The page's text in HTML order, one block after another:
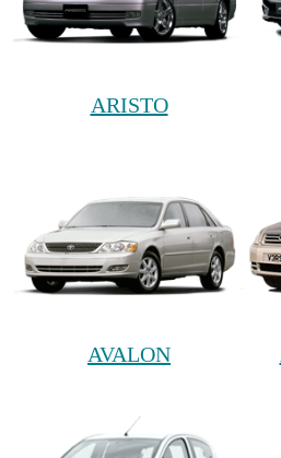
ARISTO
AVALON